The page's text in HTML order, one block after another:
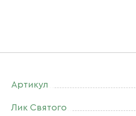
Артикул
Лик Святого